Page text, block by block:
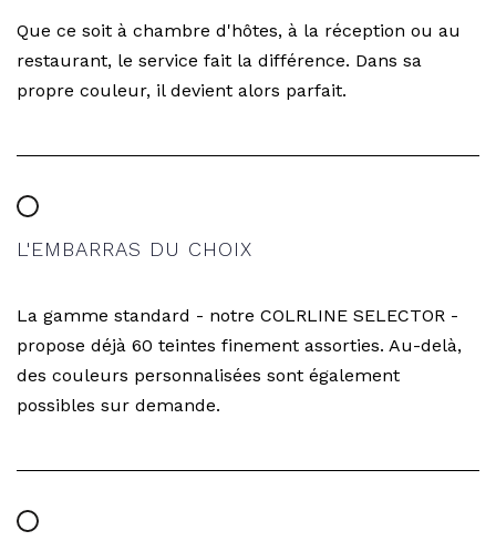
Que ce soit à chambre d'hôtes, à la réception ou au
restaurant, le service fait la différence. Dans sa
propre couleur, il devient alors parfait.
L'EMBARRAS DU CHOIX
La gamme standard - notre COLRLINE SELECTOR -
propose déjà 60 teintes finement assorties. Au-delà,
des couleurs personnalisées sont également
possibles sur demande.